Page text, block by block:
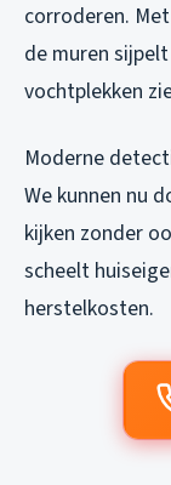
corroderen.
de muren
vochtplekken
Moderne
We kunnen nu
kijken zonder
scheelt
herstelkosten.